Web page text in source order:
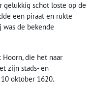
gelukkig schot loste op de
een piraat en rukte
was de bekende
die het naar
zijn stads- en
oktober 1620.